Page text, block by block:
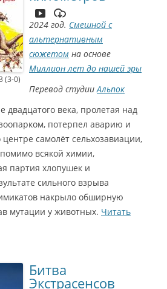
(3-0)
2024 год. Смешной с
альтернативным
сюжетом на основе
Миллион лет до нашей эры
Перевод студииАльпок
двадцатого века, пролетая над
потерпел аварию и
самолёт сельхозавиации,
помимо всякой химии,
партия хлопушек и
сильного взрыва
накрыло обширную
мутации у животных. Читать
Битва
Экстрасенсов